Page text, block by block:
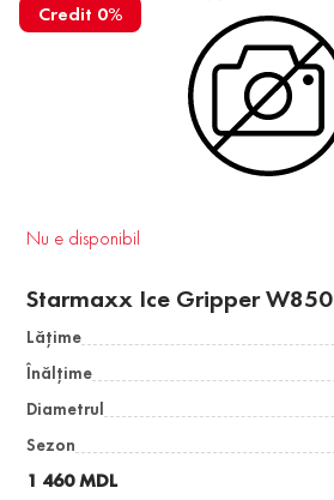
Credit 0%
Nu e disponibil
Starmaxx Ice Gripper W850
Lăţime
Înălţime
Diametrul
Sezon
1 460 MDL